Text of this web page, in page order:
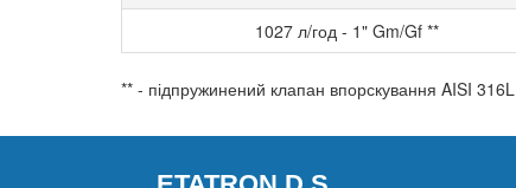
1027 л/год - 1" Gm/Gf **
** - підпружинений клапан впорскування AISI 316L